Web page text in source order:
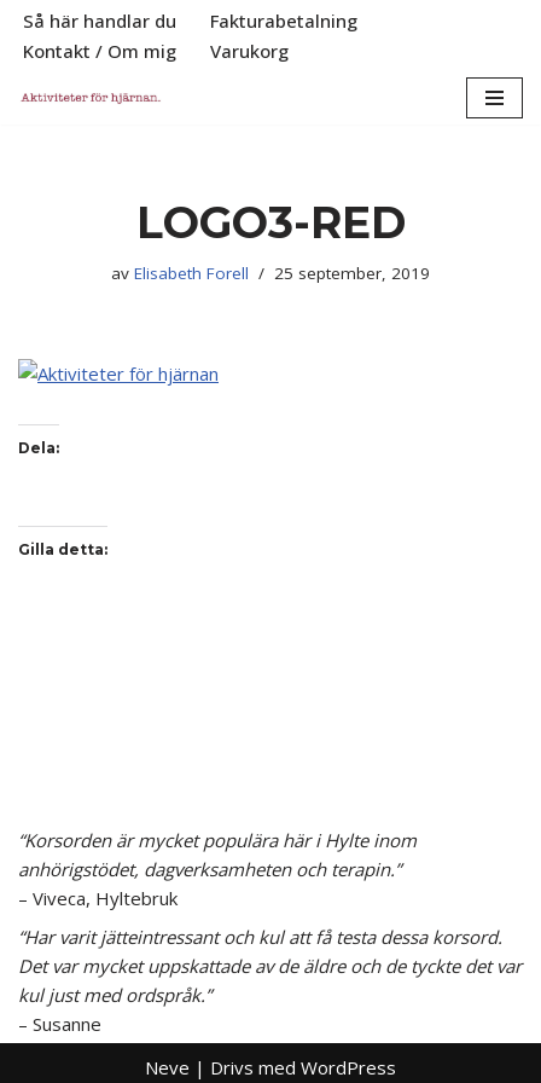
Hoppa
till
Så här handlar du
Fakturabetalning
Kontakt / Om mig
Varukorg
LOGO3-RED
av Elisabeth Forell 25 september, 2019
Dela:
Gilla detta:
“Korsorden är mycket populära här i Hylte inom
anhörigstödet, dagverksamheten och terapin.”
– Viveca, Hyltebruk
“Har varit jätteintressant och kul att få testa dessa korsord.
Det var mycket uppskattade av de äldre och de tyckte det var
kul just med ordspråk.”
– Susanne
Neve | Drivs med WordPress